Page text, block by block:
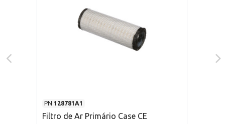
PN 128781A1
Filtro de Ar Primário Case CE